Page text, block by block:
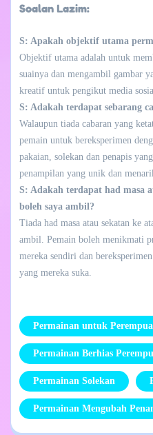
Soalan Lazim:
S: Apakah objektif utama
Objektif utama adalah untuk
suainya dan mengambil gambar
kreatif untuk pengikut media
S: Adakah terdapat sebarang
Walaupun tiada cabaran yang
pemain untuk bereksperimen
pakaian, solekan dan penapis
penampilan yang unik dan
S: Adakah terdapat had masa
boleh saya ambil?
Tiada had masa atau sekatan ke
ambil. Pemain boleh menikmati
mereka sendiri dan
yang mereka suka.
Permainan untuk
Permainan Berhias
Permainan Solekan
Permainan Mengubah